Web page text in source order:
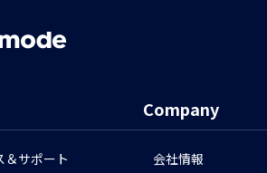
＆サポート
Company
会社情報